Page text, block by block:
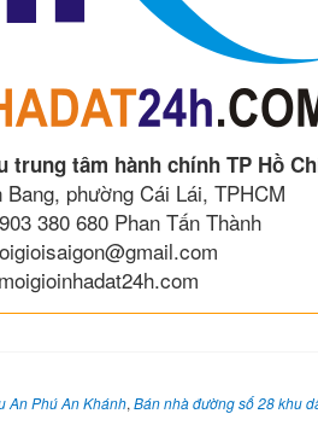
trung tâm hành chính TP Hồ
Bang, phường Cái Lái, TPHCM
380 680 Phan Tấn Thành
An Phú An Khánh, Bán nhà đường số 28 khu